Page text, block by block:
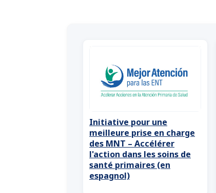
Initiative pour une
meilleure prise en charge
des MNT – Accélérer
l'action dans les soins de
santé primaires (en
espagnol)